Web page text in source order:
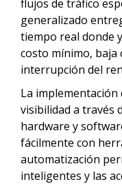
flujos de tráfico
generalizado
tiempo real donde
costo mínimo, baja
interrupción del
La
visibilidad a través
hardware y
fácilmente con
automatización
inteligentes y las